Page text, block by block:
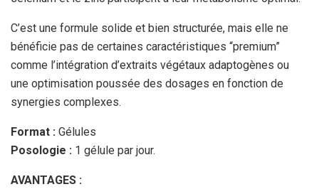
C’est une formule solide et bien structurée, mais elle ne
bénéficie pas de certaines caractéristiques “premium”
comme l’intégration d’extraits végétaux adaptogènes ou
une optimisation poussée des dosages en fonction de
synergies complexes.
Format : Gélules
Posologie : 1 gélule par jour.
AVANTAGES :